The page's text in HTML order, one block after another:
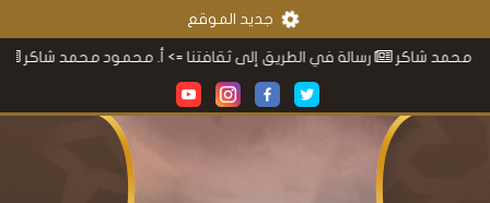
جديد الموقع
القوس رسالة في الطريق إلى ثقافتنا=> أ. محمود محمد شاكر شاكر